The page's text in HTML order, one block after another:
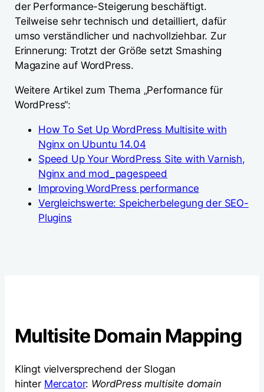
der Performance-Steigerung beschäftigt.
Teilweise sehr technisch und detailliert, dafür
umso verständlicher und nachvollziehbar. Zur
Erinnerung: Trotzt der Größe setzt Smashing
Magazine auf WordPress.
Weitere Artikel zum Thema „Performance für
WordPress“:
How To Set Up WordPress Multisite with
Nginx on Ubuntu 14.04
Speed Up Your WordPress Site with Varnish,
Nginx and mod_pagespeed
Improving WordPress performance
Vergleichswerte: Speicherbelegung der SEO-
Plugins
Multisite Domain Mapping
Klingt vielversprechend der Slogan
hinter Mercator: WordPress multisite domain